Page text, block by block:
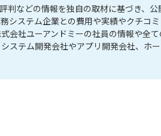
判などの情報を独自の取材に基づき、公
システム企業との費用や実績やクチコ
会社ユーアンドミーの社員の情報や全て
ステム開発会社やアプリ開発会社、ホ